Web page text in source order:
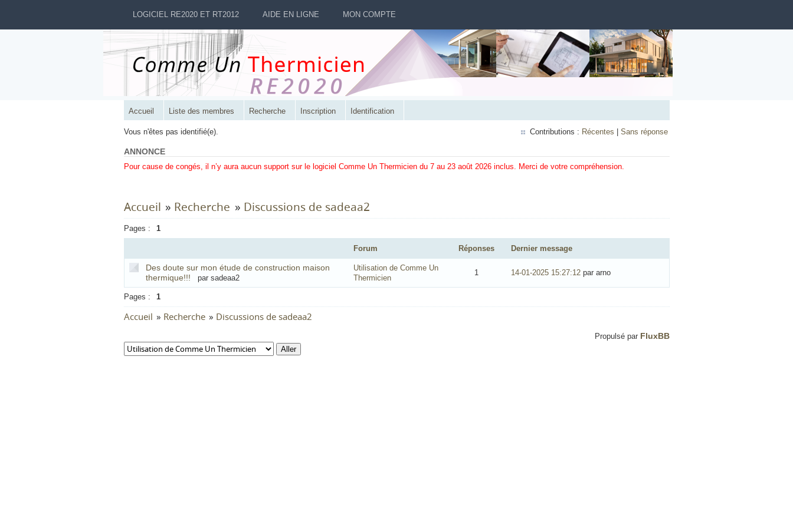
LOGICIEL RE2020 ET RT2012 AIDE EN LIGNE MON COMPTE
Accueil Liste des membres Recherche Inscription Identification
Vous n'êtes pas identifié(e). Contributions : Récentes Sans réponse
ANNONCE
Pour cause de congés, il n’y aura aucun support sur le logiciel Comme Un Thermicien du 7 au 23 août 2026 inclus. Merci de votre compréhension.
Accueil » Recherche » Discussions de sadeaa2
Pages : 1
Forum Réponses Dernier message
Des doute sur mon étude de construction maison
thermique!!!
par sadeaa2
Utilisation de Comme Un
Thermicien
1 14-01-2025 15:27:12 par arno
Pages : 1
Accueil » Recherche » Discussions de sadeaa2
Propulsé par FluxBB